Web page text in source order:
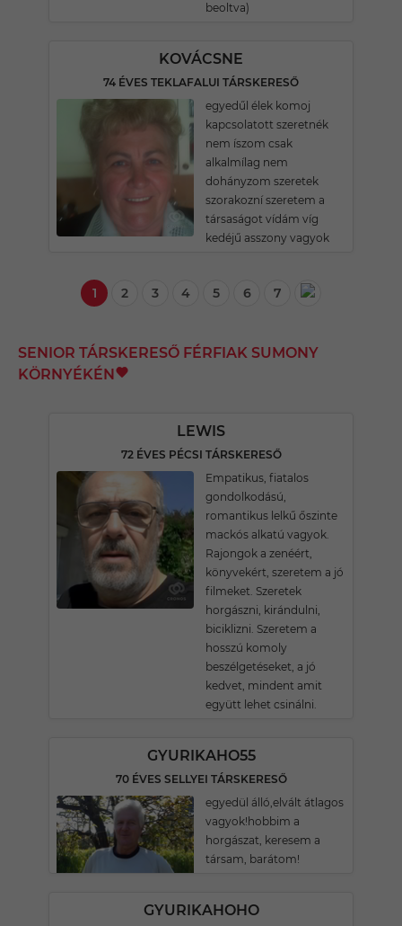
beoltva)
KOVÁCSNE
74 ÉVES TEKLAFALUI TÁRSKERESŐ
egyedűl élek komoj
kapcsolatott szeretnék
nem íszom csak
alkalmílag nem
dohányzom szeretek
szorakozní szeretem a
társaságot vídám víg
kedéjű asszony vagyok
1 2 3 4 5 6 7
SENIOR TÁRSKERESŐ FÉRFIAK SUMONY
KÖRNYÉKÉN
LEWIS
72 ÉVES PÉCSI TÁRSKERESŐ
Empatikus, fiatalos
gondolkodású,
romantikus lelkű őszinte
mackós alkatú vagyok.
Rajongok a zenéért,
könyvekért, szeretem a jó
filmeket. Szeretek
horgászni, kirándulni,
biciklizni. Szeretem a
hosszú komoly
beszélgetéseket, a jó
kedvet, mindent amit
együtt lehet csinálni.
GYURIKAHO55
70 ÉVES SELLYEI TÁRSKERESŐ
egyedül álló,elvált átlagos
vagyok!hobbim a
horgászat, keresem a
társam, barátom!
GYURIKAHOHO